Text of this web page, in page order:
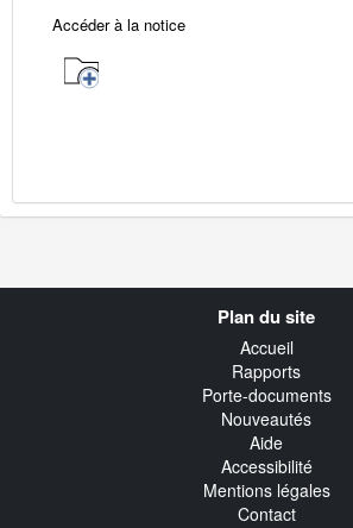
Accéder à la notice
Plan du site
Accueil
Rapports
Porte-documents
Nouveautés
Aide
Accessibilité
Mentions légales
Contact